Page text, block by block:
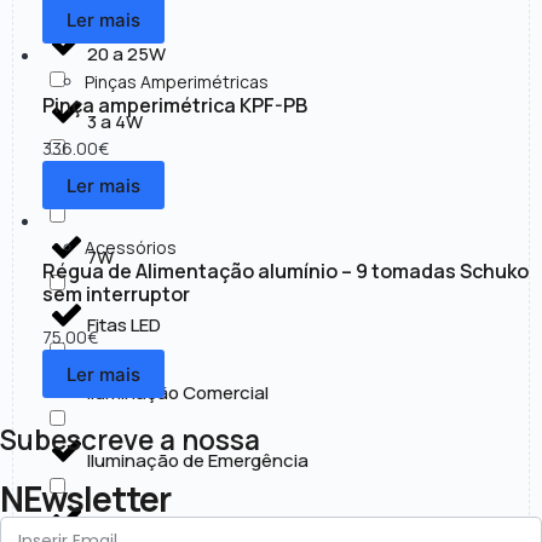
20 a 25W
3 a 4W
30 a 50W
7W
Fitas LED
Iluminação Comercial
Iluminação de Emergência
Iluminação Exterior
Ler mais
Pinças Amperimétricas
Pinça amperimétrica KPF-PB
336.00€
Ler mais
Acessórios
Régua de Alimentação alumínio – 9 tomadas Schuko
sem interruptor
75.00€
Ler mais
Subescreve a nossa
NEwsletter